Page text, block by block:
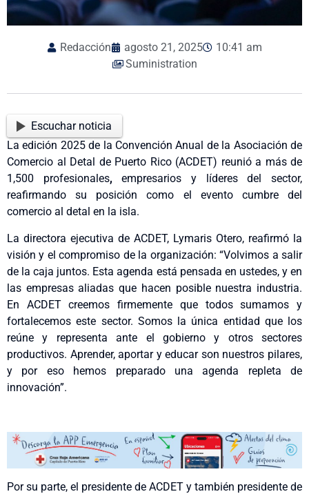
Redacción agosto 21, 2025
10:41 am
Suministration
Escuchar noticia
La edición 2025 de la Convención Anual de la Asociación de
Comercio al Detal de Puerto Rico (ACDET) reunió a más de
1,500 profesionales,empresarios y líderes del sector,
reafirmando su posición como el evento cumbre del
comercio al detal en la isla.
La directora ejecutiva de ACDET, Lymaris Otero, reafirmó la
visión y el compromiso de la organización: “Volvimos a salir
de la caja juntos. Esta agenda está pensada en ustedes, y en
las empresas aliadas que hacen posible nuestra industria.
En ACDET creemos firmemente que todos sumamos y
fortalecemos este sector. Somos la única entidad que los
reúne y representa ante el gobierno y otros sectores
productivos. Aprender, aportar y educar son nuestros pilares,
y por eso hemos preparado una agenda repleta de
innovación”.
Por su parte, el presidente de ACDET y también presidente de